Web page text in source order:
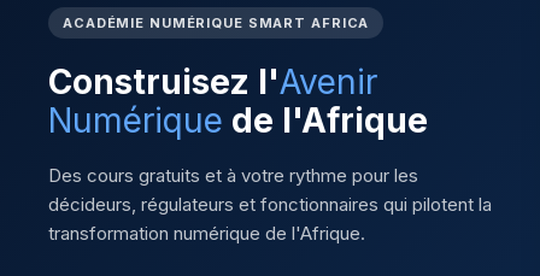
ACADÉMIE NUMÉRIQUE SMART AFRICA
Construisez l'Avenir
Numérique de l'Afrique
Des cours gratuits et à votre rythme pour les
décideurs, régulateurs et fonctionnaires qui pilotent la
transformation numérique de l'Afrique.